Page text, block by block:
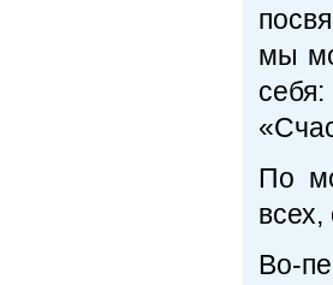
мы
По
Во-